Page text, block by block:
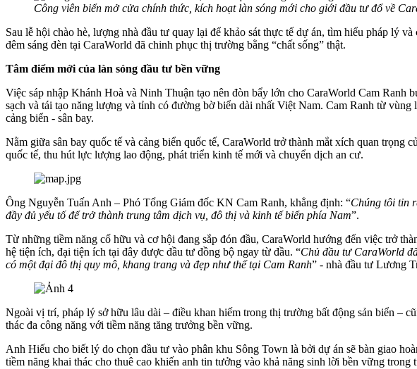
Công viên biển mở cửa chính thức, kích hoạt làn sóng mới cho giới đầu tư đổ về
Sau lễ hội chào hè, lượng nhà đầu tư quay lại để khảo sát thực tế dự án, tìm hiểu pháp lý
đêm sáng đèn tại CaraWorld đã chinh phục thị trường bằng “chất sống” thật.
Tâm điểm mới của làn sóng đầu tư bền vững
Việc sáp nhập Khánh Hoà và Ninh Thuận tạo nên đòn bẩy lớn cho CaraWorld Cam
sạch và tái tạo năng lượng và tỉnh có đường bờ biển dài nhất Việt Nam. Cam Ranh từ
cảng biển - sân bay.
Nằm giữa sân bay quốc tế và cảng biển quốc tế, CaraWorld trở thành mắt xích quan
quốc tế, thu hút lực lượng lao động, phát triển kinh tế mới và chuyển dịch an cư.
Ông Nguyễn Tuấn Anh – Phó Tổng Giám đốc KN Cam Ranh, khẳng định: “Chúng tôi tin
đầy đủ yếu tố để trở thành trung tâm dịch vụ, đô thị và kinh tế biển phía Nam”.
Từ những tiềm năng cố hữu và cơ hội đang sắp đón đầu, CaraWorld hướng đến việc trở
hệ tiện ích, đại tiện ích tại đây được đầu tư đồng bộ ngay từ đầu. “Chủ đầu tư CaraWorld
có một đại đô thị quy mô, khang trang và đẹp như thế tại Cam Ranh” - nhà đầu tư Lương
Ngoài vị trí, pháp lý sở hữu lâu dài – điều khan hiếm trong thị trường bất động sản biển –
thác đa công năng với tiềm năng tăng trưởng bền vững.
Anh Hiếu cho biết lý do chọn đầu tư vào phân khu Sông Town là bởi dự án sẽ bàn giao
tiềm năng khai thác cho thuê cao khiến anh tin tưởng vào khả năng sinh lời bền vững trong